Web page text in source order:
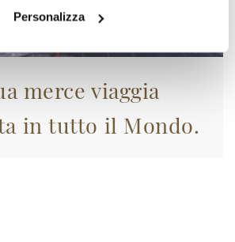
Personalizza
merce viaggia
in tutto il Mondo.